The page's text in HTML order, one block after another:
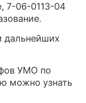
7-06-0113-04
дальнейших
УМО по
можно узнать